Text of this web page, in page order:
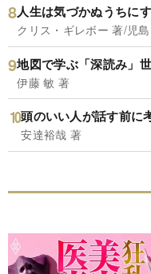
人生は気づかぬうちに
クリス・ギレボー 著/児
地図で学ぶ「深読み」
伊藤 敏 著
頭のいい人が話す前に
安達裕哉 著